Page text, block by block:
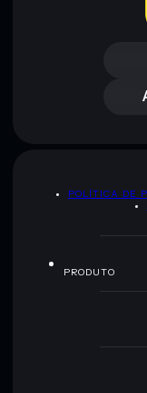
POLÍTICA DE
PRODUTO